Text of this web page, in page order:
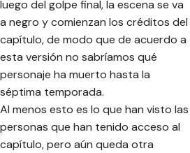
luego del golpe final, la escena se va
a negro y comienzan los créditos del
capítulo, de modo que de acuerdo a
esta versión no sabríamos qué
personaje ha muerto hasta la
séptima temporada.
Al menos esto es lo que han visto las
personas que han tenido acceso al
capítulo, pero aún queda otra